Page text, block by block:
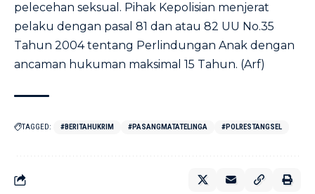
pelecehan seksual. Pihak Kepolisian menjerat
pelaku dengan pasal 81 dan atau 82 UU No.35
Tahun 2004 tentang Perlindungan Anak dengan
ancaman hukuman maksimal 15 Tahun. (Arf)
TAGGED: #BERITAHUKRIM #PASANGMATATELINGA #POLRESTANGSEL